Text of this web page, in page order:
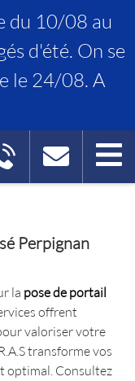
du 10/08 au
d'été. On se
le 24/08. A
Perpignan
la pose de portail
offrent
valoriser votre
transforme vos
optimal. Consultez